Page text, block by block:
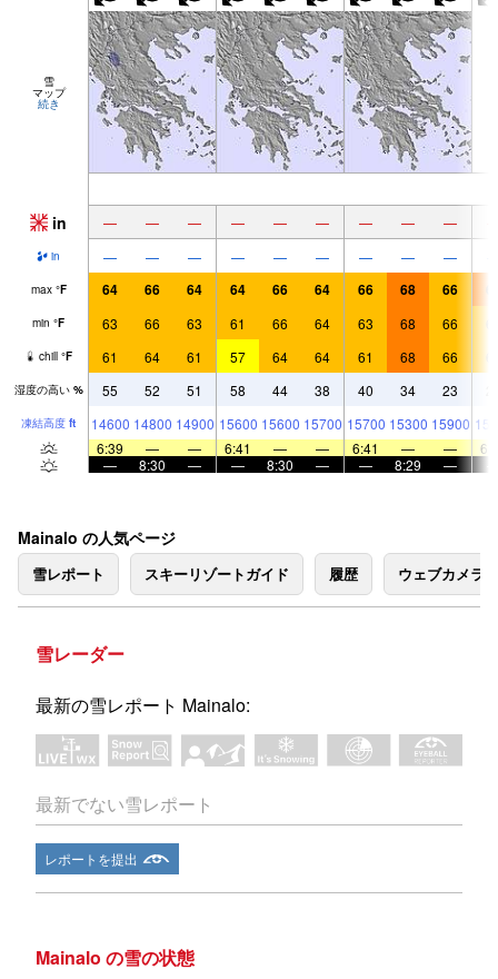
雪
マップ
続き
in — — — — — — — — —
in — — — — — — — — —
max °F 64 66 64 64 66 64 66 68 66
min °F 63 66 63 61 66 64 63 68 66
chill °F 61 64 61 57 64 64 61 68 66
湿度の高い % 55 52 51 58 44 38 40 34 23
凍結高度 ft 14600 14800 14900 15600 15600 15700 15700 15300 15900
6:39
— — 6:41 — — 6:41 — —
—
8:30 — — 8:30 — — 8:29 —
Mainalo の人気ページ
雪レポート スキーリゾートガイド 履歴 ウェブカメラ
雪レーダー
最新の雪レポート Mainalo:
最新でない雪レポート
レポートを提出
Mainalo の雪の状態